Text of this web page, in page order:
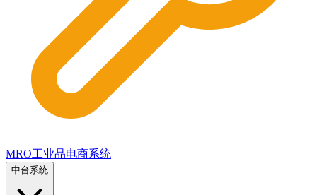
MRO工业品电商系统
中台系统